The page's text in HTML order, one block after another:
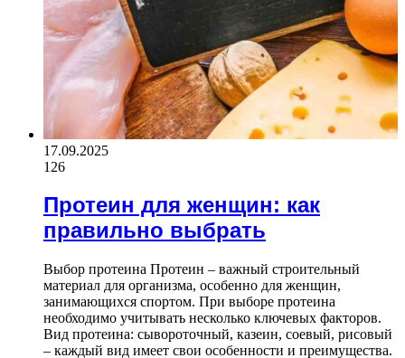
17.09.2025
126
Протеин для женщин: как
правильно выбрать
Выбор протеина Протеин – важный строительный
материал для организма, особенно для женщин,
занимающихся спортом. При выборе протеина
необходимо учитывать несколько ключевых факторов.
Вид протеина: сывороточный, казеин, соевый, рисовый
– каждый вид имеет свои особенности и преимущества.